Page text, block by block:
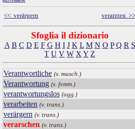
<< verärgern verarzten >>
Sfoglia il dizionario
A B C D E F G H I J K L M N O P Q R S
T U V W X Y Z
Verantwortliche (s. masch.)
Verantwortung (s. femm.)
verantwortungslos (agg.)
verarbeiten (v. trans.)
verärgern (v. trans.)
verarschen (v. trans.)